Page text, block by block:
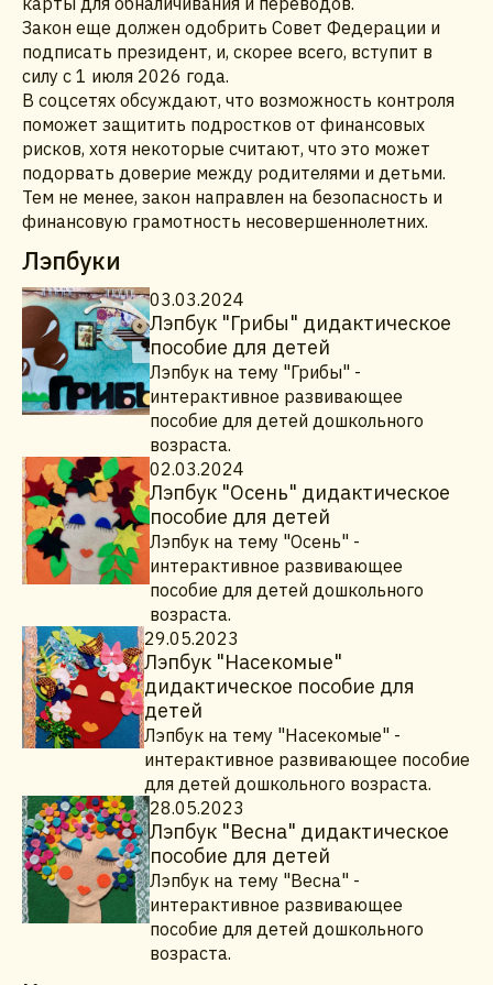
Закон еще должен одобрить Совет Федерации и
подписать президент, и, скорее всего, вступит в
силу с 1 июля 2026 года.
В соцсетях обсуждают, что возможность контроля
поможет защитить подростков от финансовых
рисков, хотя некоторые считают, что это может
подорвать доверие между родителями и детьми.
Тем не менее, закон направлен на безопасность и
финансовую грамотность несовершеннолетних.
Лэпбуки
03.03.2024
Лэпбук "Грибы" дидактическое
пособие для детей
Лэпбук на тему "Грибы" -
интерактивное развивающее
пособие для детей дошкольного
возраста.
02.03.2024
Лэпбук "Осень" дидактическое
пособие для детей
Лэпбук на тему "Осень" -
интерактивное развивающее
пособие для детей дошкольного
возраста.
29.05.2023
Лэпбук "Насекомые"
дидактическое пособие для
детей
Лэпбук на тему "Насекомые" -
интерактивное развивающее пособие
для детей дошкольного возраста.
28.05.2023
Лэпбук "Весна" дидактическое
пособие для детей
Лэпбук на тему "Весна" -
интерактивное развивающее
пособие для детей дошкольного
возраста.